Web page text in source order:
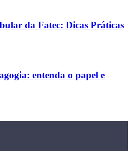
da Fatec: Dicas Práticas
entenda o papel e